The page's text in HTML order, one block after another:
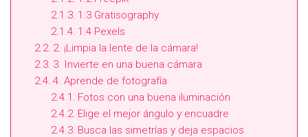
1.3 Gratisography
1.4 Pexels
2. ¡Limpia la lente de la cámara!
3. Invierte en una buena cámara
4. Aprende de fotografía
Fotos con una buena iluminación
Elige el mejor ángulo y encuadre
Busca las simetrías y deja espacios